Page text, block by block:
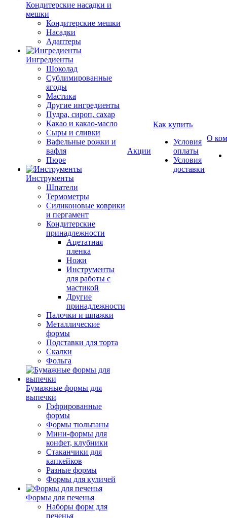
Кондитерские насадки и
мешки
Кондитерские мешки
Насадки
Адаптеры
Ингредиенты
Шоколад
Сублимированные
ягоды
Мастика
Другие ингредиенты
Пудра, сироп, сахар
Какао и какао-масло
Сыры и сливки
Вафельные рожки и
вафля
Пюре
Инструменты
Шпатели
Термометры
Силиконовые коврики
и пергамент
Кондитерские
принадлежности
Ацетатная
пленка
Ножи
Инструменты
для работы с
мастикой
Другие
принадлежности
Палочки и шпажки
Металлические
формы
Подставки для торта
Скалки
Фольга
Бумажные формы для
выпечки
Гофрированные
формы
Формы тюльпаны
Мини-формы для
конфет, клубники
Стаканчики для
капкейков
Разные формы
Формы для куличей
Формы для печенья
Наборы форм для
печенья
Акции
Как купить
Условия
оплаты
Условия
доставки
О